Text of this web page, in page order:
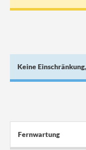
Keine
Fernwartung